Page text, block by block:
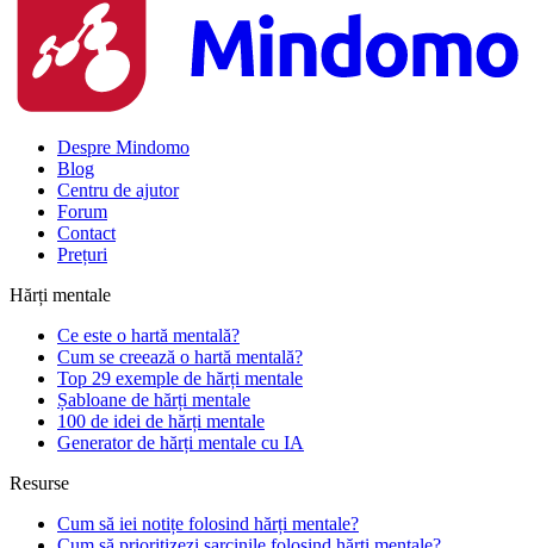
Despre Mindomo
Blog
Centru de ajutor
Forum
Contact
Prețuri
Hărți mentale
Ce este o hartă mentală?
Cum se creează o hartă mentală?
Top 29 exemple de hărți mentale
Șabloane de hărți mentale
100 de idei de hărți mentale
Generator de hărți mentale cu IA
Resurse
Cum să iei notițe folosind hărți mentale?